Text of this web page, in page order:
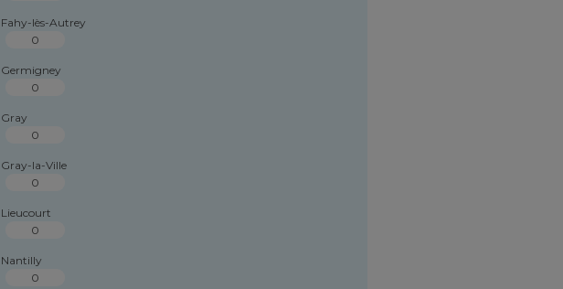
Fahy-lès-Autrey
0
Germigney
0
Gray
0
Gray-la-Ville
0
Lieucourt
0
Nantilly
0